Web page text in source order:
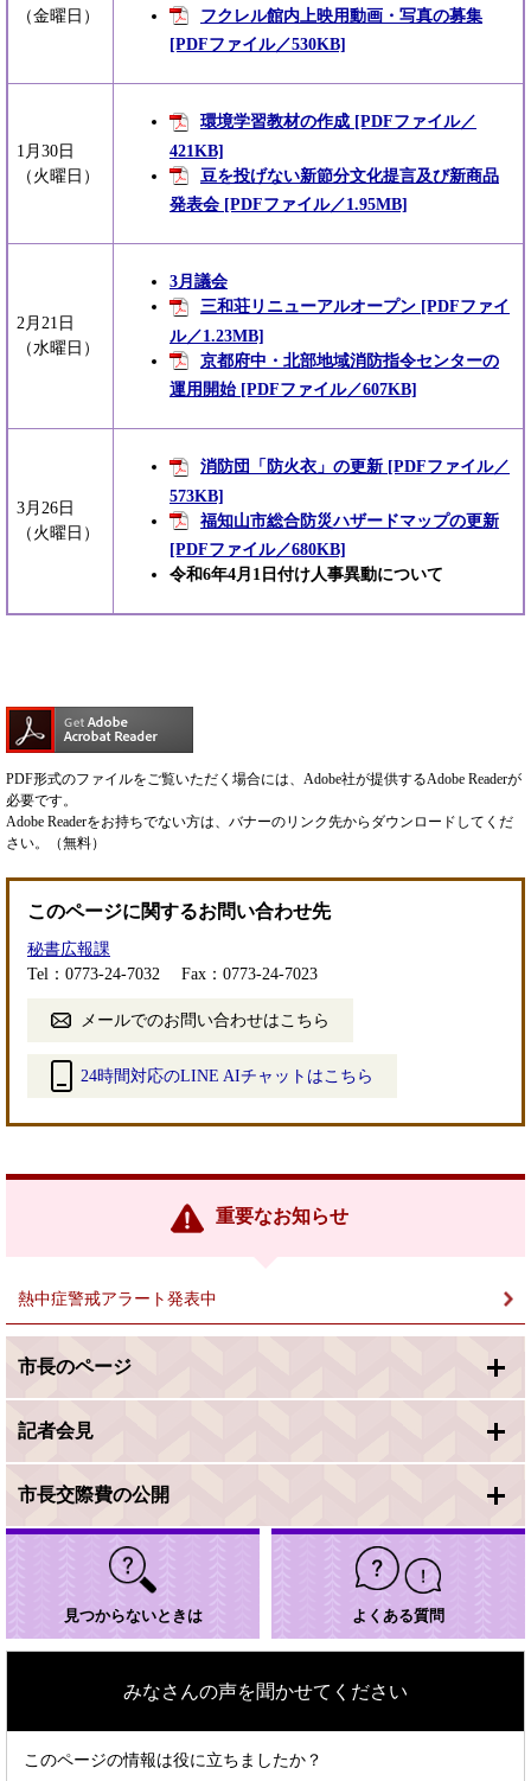
（金曜日）
フクレル館内上映用動画・写真の募集
[PDFファイル／530KB]
1月30日
（火曜日）
環境学習教材の作成 [PDFファイル／
421KB]
豆を投げない新節分文化提言及び新商品
発表会 [PDFファイル／1.95MB]
2月21日
（水曜日）
3月議会
三和荘リニューアルオープン [PDFファイ
ル／1.23MB]
京都府中・北部地域消防指令センターの
運用開始 [PDFファイル／607KB]
3月26日
（火曜日）
消防団「防火衣」の更新 [PDFファイル／
573KB]
福知山市総合防災ハザードマップの更新
[PDFファイル／680KB]
令和6年4月1日付け人事異動について
PDF形式のファイルをご覧いただく場合には、Adobe社が提供するAdobe Readerが
必要です。
Adobe Readerをお持ちでない方は、バナーのリンク先からダウンロードしてくだ
さい。（無料）
このページに関するお問い合わせ先
秘書広報課
Tel：0773-24-7032
Fax：0773-24-7023
メールでのお問い合わせはこちら
24時間対応のLINE AIチャットはこちら
リ
重要なお知らせ
熱中症警戒アラート発表中
市長のページ
記者会見
市長交際費の公開
見つからないときは よくある質問
みなさんの声を聞かせてください
このページの情報は役に立ちましたか？